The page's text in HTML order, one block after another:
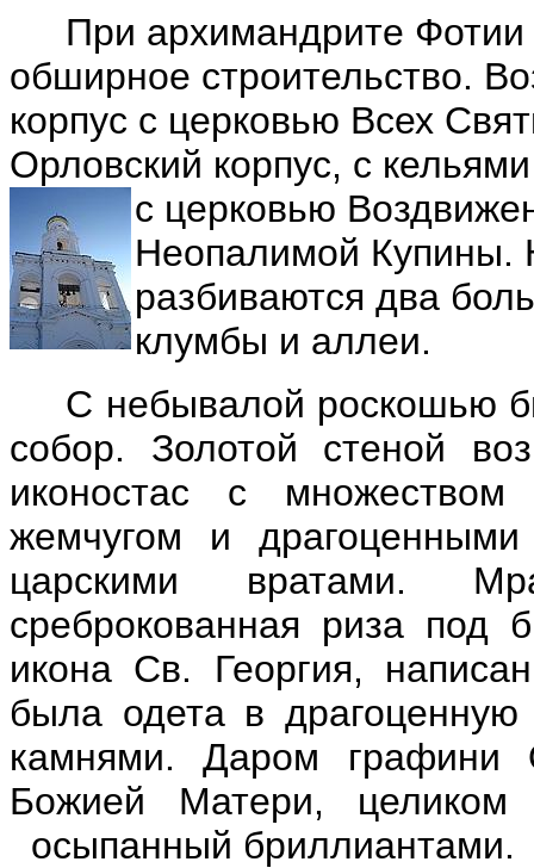
При архимандрите
обширное строительство.
корпус с церковью Всех
Орловский корпус, с
с церковью
Неопалимой Купины.
разбиваются два
клумбы и аллеи.
С небывалой роскошью
собор. Золотой стеной
иконостас с
жемчугом и
царскими вратами.
среброкованная риза под
икона Св. Георгия,
была одета в
камнями. Даром графини
Божией Матери,
осыпанный бриллиантами.